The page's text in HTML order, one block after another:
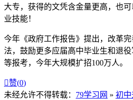
大专，获得的文凭含金量更高，也
业技能！
今年《政府工作报告》提出，改革
法，鼓励更多应届高中毕业生和退
等报考，今年大规模扩招100万人。
赞(0)
未经允许不得转载： 79学习网 » 初